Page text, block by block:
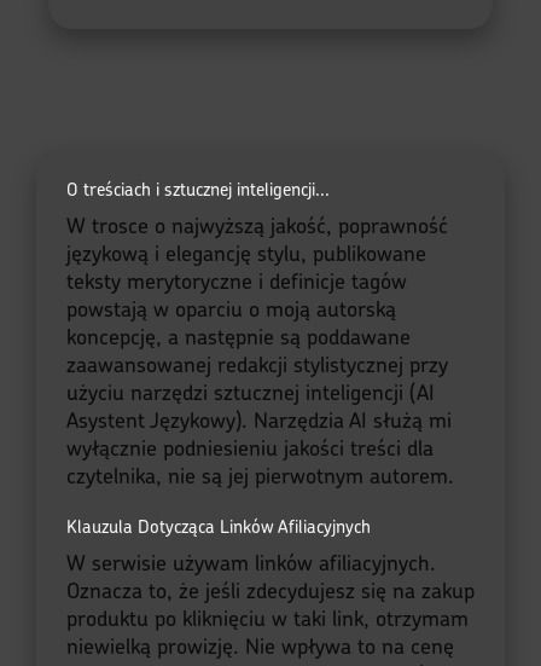
O treściach i sztucznej inteligencji...
W trosce o najwyższą jakość, poprawność
językową i elegancję stylu, publikowane
teksty merytoryczne i definicje tagów
powstają w oparciu o moją autorską
koncepcję, a następnie są poddawane
zaawansowanej redakcji stylistycznej przy
użyciu narzędzi sztucznej inteligencji (AI
Asystent Językowy). Narzędzia AI służą mi
wyłącznie podniesieniu jakości treści dla
czytelnika, nie są jej pierwotnym autorem.
Klauzula Dotycząca Linków Afiliacyjnych
W serwisie używam linków afiliacyjnych.
Oznacza to, że jeśli zdecydujesz się na zakup
produktu po kliknięciu w taki link, otrzymam
niewielką prowizję. Nie wpływa to na cenę